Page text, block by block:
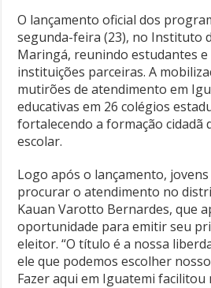
O lançamento oficial dos
segunda-feira (23), no Instituto
Maringá, reunindo estudantes
instituições parceiras. A
mutirões de atendimento em
educativas em 26 colégios
fortalecendo a formação cidadã
escolar.
Logo após o lançamento,
procurar o atendimento no
Kauan Varotto Bernardes, que
oportunidade para emitir seu
eleitor. “O título é a nossa
ele que podemos escolher
Fazer aqui em Iguatemi facilitou